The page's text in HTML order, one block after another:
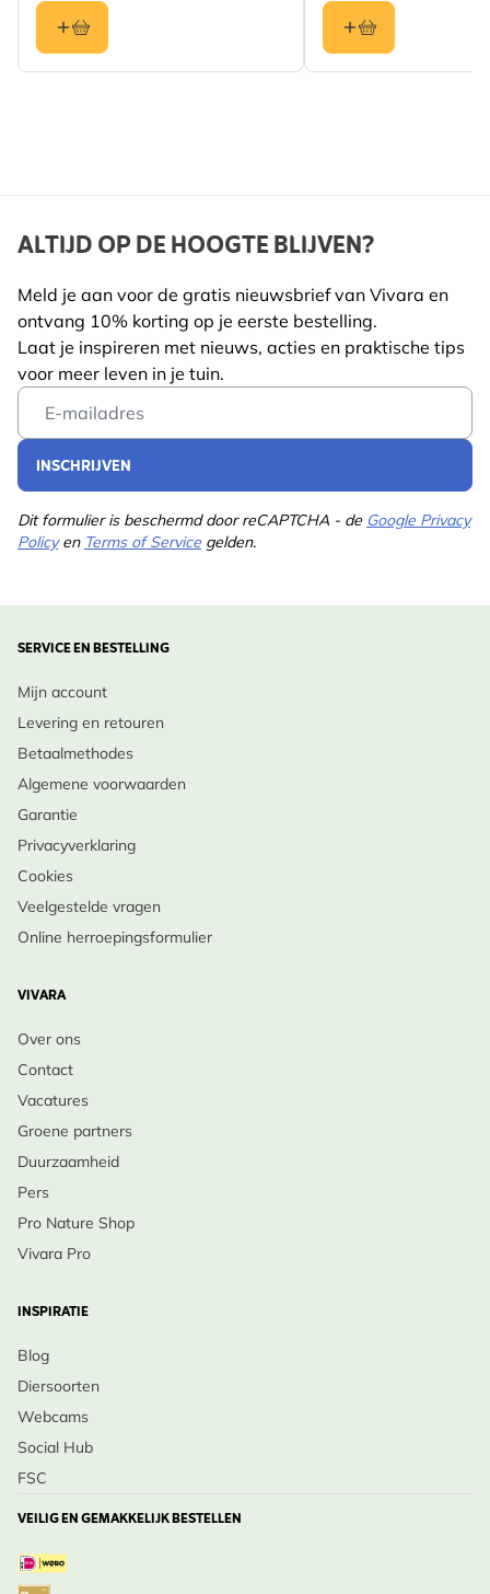
ALTIJD OP DE HOOGTE BLIJVEN?
Meld je aan voor de gratis nieuwsbrief van Vivara en
ontvang 10% korting op je eerste bestelling.
Laat je inspireren met nieuws, acties en praktische tips
voor meer leven in je tuin.
Email Address
INSCHRIJVEN
Dit formulier is beschermd door reCAPTCHA - de Google Privacy
Policyen Terms of Service gelden.
SERVICE EN BESTELLING
Mijn account
Levering en retouren
Betaalmethodes
Algemene voorwaarden
Garantie
Privacyverklaring
Cookies
Veelgestelde vragen
Online herroepingsformulier
VIVARA
Over ons
Contact
Vacatures
Groene partners
Duurzaamheid
Pers
Pro Nature Shop
Vivara Pro
INSPIRATIE
Blog
Diersoorten
Webcams
Social Hub
FSC
VEILIG EN GEMAKKELIJK BESTELLEN